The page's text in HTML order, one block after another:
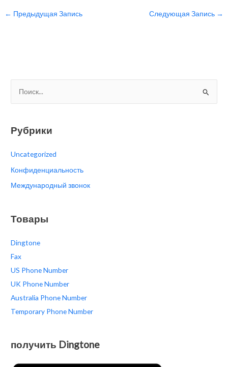
← Предыдущая Запись Следующая Запись →
с
:
Рубрики
Uncategorized
Конфиденциальность
Международный звонок
Товары
Dingtone
Fax
US Phone Number
UK Phone Number
Australia Phone Number
Temporary Phone Number
получить Dingtone